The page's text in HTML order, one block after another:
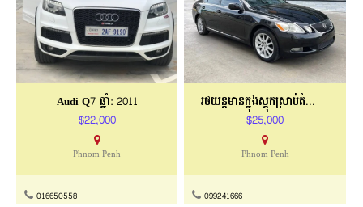
Audi Q7 ឆ្នាំ: 2011
$22,000
Phnom Penh
016650558
រថយន្ដមានក្នុងស្តុកស្រាប់តំលៃពិសេស
$25,000
Phnom Penh
099241666